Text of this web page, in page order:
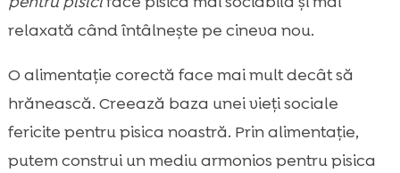
relaxată când întâlnește pe cineva nou.
O alimentație corectă face mai mult decât să
hrănească. Creează baza unei vieți sociale
fericite pentru pisica noastră. Prin alimentație,
putem construi un mediu armonios pentru pisica